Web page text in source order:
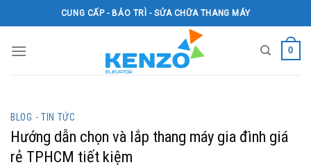
to
CUNG CẤP - BẢO TRÌ - SỬA CHỮA THANG MÁY
0
BLOG - TIN TỨC
Hướng dẫn chọn và lắp thang máy gia đình giá
rẻ TPHCM tiết kiệm